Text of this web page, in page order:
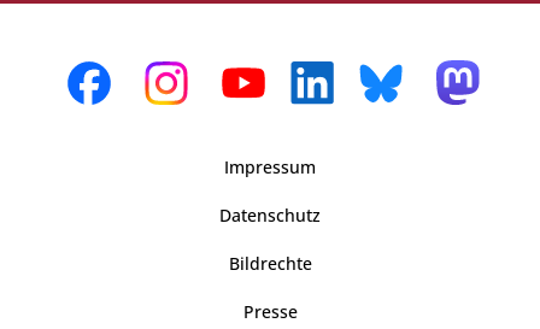
Impressum
Datenschutz
Bildrechte
Presse